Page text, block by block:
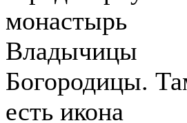
монастырь
Владычицы
Богородицы.
есть икона